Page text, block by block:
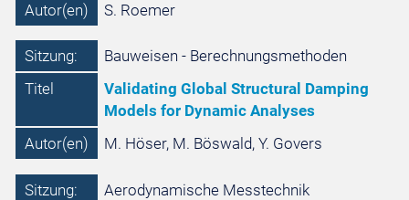
Autor(en)
S. Roemer
Sitzung:
Bauweisen - Berechnungsmethoden
Titel
Validating Global Structural Damping
Models for Dynamic Analyses
Autor(en)
M. Höser, M. Böswald, Y. Govers
Sitzung:
Aerodynamische Messtechnik